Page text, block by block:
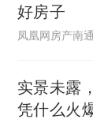
好房子
凤凰网房产南
实景未露
凭什么火